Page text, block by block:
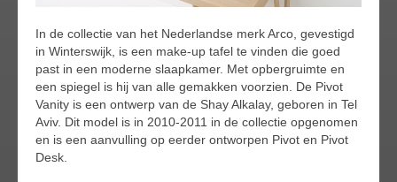
In de collectie van het Nederlandse merk Arco, gevestigd
in Winterswijk, is een make-up tafel te vinden die goed
past in een moderne slaapkamer. Met opbergruimte en
een spiegel is hij van alle gemakken voorzien. De Pivot
Vanity is een ontwerp van de Shay Alkalay, geboren in Tel
Aviv. Dit model is in 2010-2011 in de collectie opgenomen
en is een aanvulling op eerder ontworpen Pivot en Pivot
Desk.